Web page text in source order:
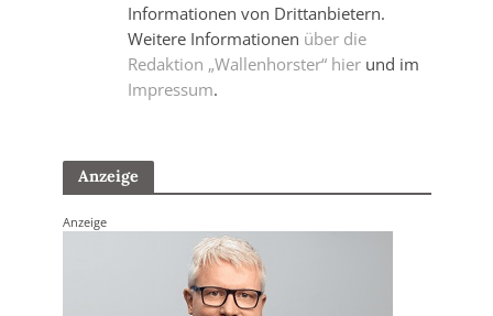
Informationen von Drittanbietern.
Weitere Informationen über die
Redaktion „Wallenhorster“ hierund im
Impressum.
Anzeige
Anzeige